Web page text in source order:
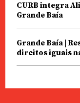
CURB integra
Grande Baía
Grande Baía |
direitos iguais